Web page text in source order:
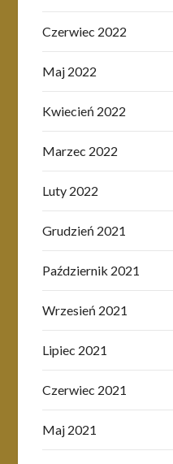
Czerwiec 2022
Maj 2022
Kwiecień 2022
Marzec 2022
Luty 2022
Grudzień 2021
Październik 2021
Wrzesień 2021
Lipiec 2021
Czerwiec 2021
Maj 2021